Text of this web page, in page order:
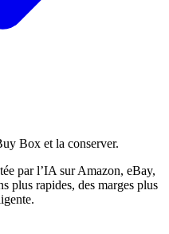
Box et la conserver.
par l’IA sur Amazon, eBay,
plus rapides, des marges plus